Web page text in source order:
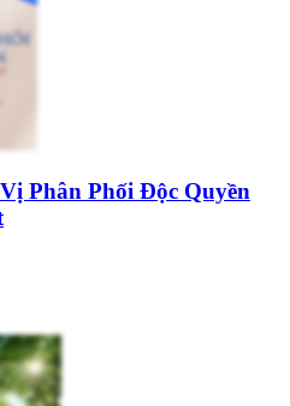
Phân Phối Độc Quyền